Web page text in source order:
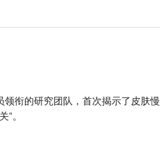
衔的研究团队，首次揭示了皮肤
”。